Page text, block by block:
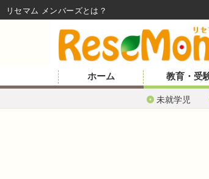
ホーム 教育・受
未就学児
リセマム メンバーズ